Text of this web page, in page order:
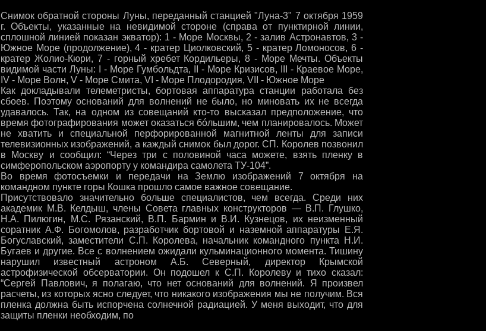
Снимок обратной стороны Луны, переданный станцией "Луна-3" 7 октября 1959
г. Объекты, указанные на невидимой стороне (справа от пунктирной линии,
сплошной линией показан экватор): 1 - Море Москвы, 2 - залив Астронавтов, 3 -
Южное Море (продолжение), 4 - кратер Циолковский, 5 - кратер Ломоносов, 6 -
кратер Жолио-Кюри, 7 - горный хребет Кордильеры, 8 - Море Мечты. Объекты
видимой части Луны: I - Море Гумбольдта, II - Море Кризисов, III - Краевое Море,
IV - Mope Волн, V - Море Смита, VI - Море Плодородия, VII - Южное Море
Как докладывали телеметристы, бортовая аппаратура станции работала без
сбоев. Поэтому оснований для волнений не было, но миновать их не всегда
удавалось. Так, на одном из совещаний кто-то высказал предположение, что
время фотографирования может оказаться бóльшим, чем планировалось. Может
не хватить и специальной перфорированной магнитной ленты для записи
телевизионных изображений, а каждый снимок был дорог. СП. Королев позвонил
в Москву и сообщил: “Через три с половиной часа можете, взять пленку в
симферопольском аэропорту у командира самолета ТУ-104”.
Во время фотосъемки и передачи на Землю изображений 7 октября на
командном пункте горы Кошка прошло самое важное совещание.
Присутствовало значительно больше специалистов, чем всегда. Среди них
академик М.В. Келдыш, члены Совета главных конструкторов — В.П. Глушко,
Н.А. Пилюгин, М.С. Рязанский, В.П. Бармин и В.И. Кузнецов, их неизменный
соратник А.Ф. Богомолов, разработчик бортовой и наземной аппаратуры Е.Я.
Богуславский, заместители С.П. Королева, начальник командного пункта Н.И.
Бугаев и другие. Все с волнением ожидали кульминационного момента. Тишину
нарушил известный астроном А.Б. Северный, директор Крымской
астрофизической обсерватории. Он подошел к С.П. Королеву и тихо сказал:
“Сергей Павлович, я полагаю, что нет оснований для волнений. Я произвел
расчеты, из которых ясно следует, что никакого изображения мы не получим. Вся
пленка должна быть испорчена солнечной радиацией. У меня выходит, что для
защиты пленки необходим, по